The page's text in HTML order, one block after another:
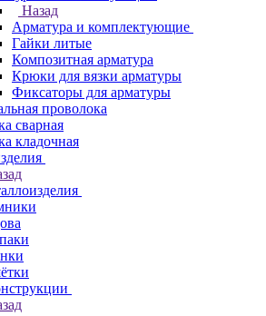
Назад
Арматура и комплектующие
Гайки литые
Композитная арматура
Крюки для вязки арматуры
Фиксаторы для арматуры
проволока
сварная
кладочная